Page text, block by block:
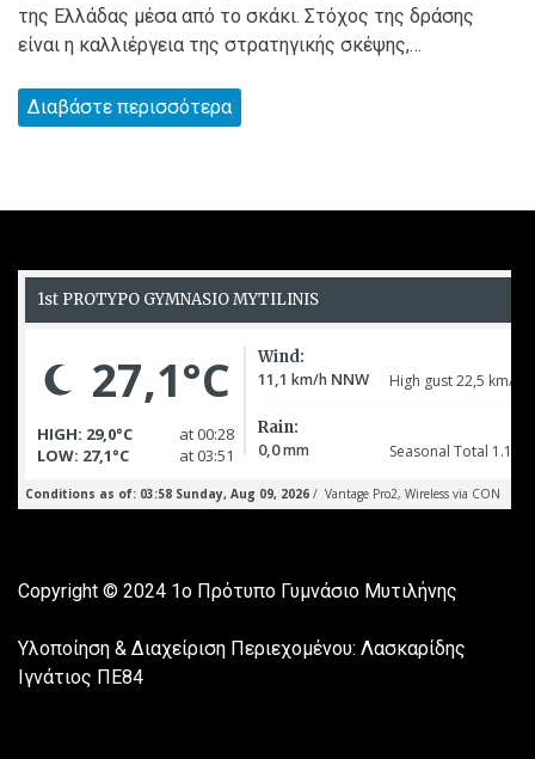
της Ελλάδας μέσα από το σκάκι. Στόχος της δράσης
είναι η καλλιέργεια της στρατηγικής σκέψης,…
Διαβάστε περισσότερα
Copyright © 2024 1ο Πρότυπο Γυμνάσιο Μυτιλήνης
Υλοποίηση & Διαχείριση Περιεχομένου: Λασκαρίδης
Ιγνάτιος ΠΕ84